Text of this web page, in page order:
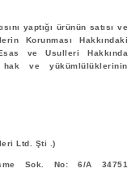
yaptığı ürünün satısı ve
Korunması Hakkındaki
ve Usulleri Hakkında
hak ve yükümlülüklerinin
Ltd. Şti .)
Sok. No: 6/A 34751